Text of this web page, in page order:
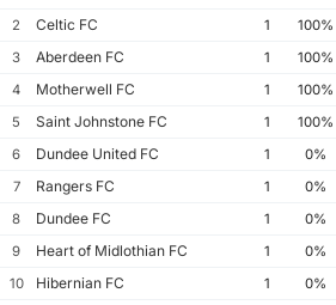
2
Celtic FC 1 100%
3
Aberdeen FC 1 100%
4
Motherwell FC 1 100%
5
Saint Johnstone FC 1 100%
6
Dundee United FC 1 0%
7
Rangers FC 1 0%
8
Dundee FC 1 0%
9
Heart of Midlothian FC 1 0%
10
Hibernian FC 1 0%